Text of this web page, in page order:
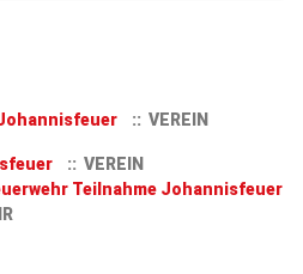
:: VEREIN
:: VEREIN
Teilnahme Johannisfeuer